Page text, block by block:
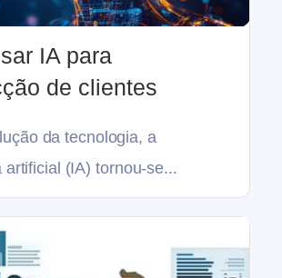
IA para
de clientes
da tecnologia, a
artificial (IA) tornou-se...